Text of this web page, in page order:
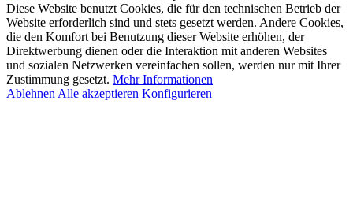
Diese Website benutzt Cookies, die für den technischen Betrieb der
Website erforderlich sind und stets gesetzt werden. Andere Cookies,
die den Komfort bei Benutzung dieser Website erhöhen, der
Direktwerbung dienen oder die Interaktion mit anderen Websites
und sozialen Netzwerken vereinfachen sollen, werden nur mit Ihrer
Zustimmung gesetzt. Mehr Informationen
Ablehnen Alle akzeptieren Konfigurieren